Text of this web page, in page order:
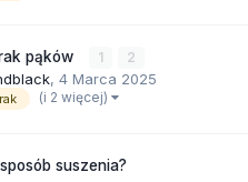
pąków 1 2
, 4 Marca 2025
(i 2 więcej)
suszenia?